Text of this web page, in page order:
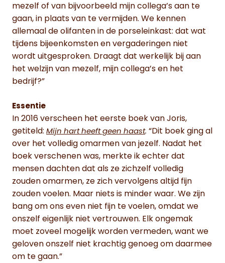
mezelf of van bijvoorbeeld mijn collega’s aan te
gaan, in plaats van te vermijden. We kennen
allemaal de olifanten in de porseleinkast: dat wat
tijdens bijeenkomsten en vergaderingen niet
wordt uitgesproken. Draagt dat werkelijk bij aan
het welzijn van mezelf, mijn collega’s en het
bedrijf?”
Essentie
In 2016 verscheen het eerste boek van Joris,
getiteld: Mijn hart heeft geen haast. “Dit boek ging al
over het volledig omarmen van jezelf. Nadat het
boek verschenen was, merkte ik echter dat
mensen dachten dat als ze zichzelf volledig
zouden omarmen, ze zich vervolgens altijd fijn
zouden voelen. Maar niets is minder waar. We zijn
bang om ons even niet fijn te voelen, omdat we
onszelf eigenlijk niet vertrouwen. Elk ongemak
moet zoveel mogelijk worden vermeden, want we
geloven onszelf niet krachtig genoeg om daarmee
om te gaan.”